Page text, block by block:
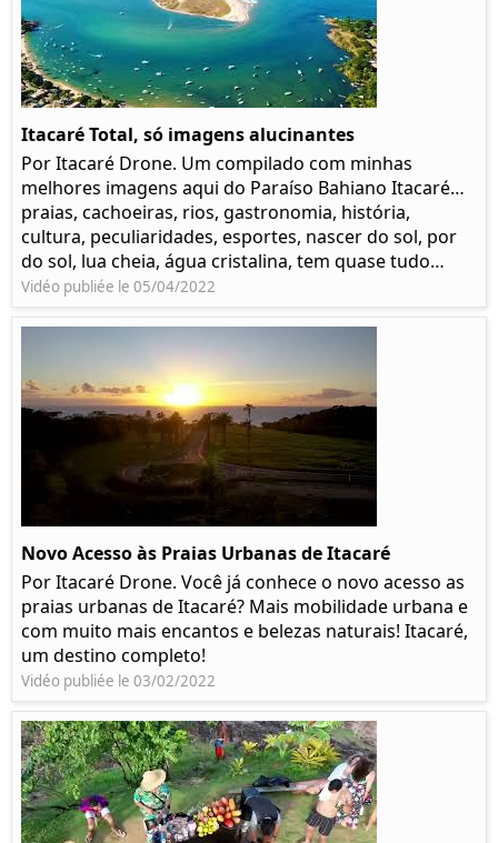
Itacaré Total, só imagens alucinantes
Por Itacaré Drone. Um compilado com minhas
melhores imagens aqui do Paraíso Bahiano Itacaré…
praias, cachoeiras, rios, gastronomia, história,
cultura, peculiaridades, esportes, nascer do sol, por
do sol, lua cheia, água cristalina, tem quase tudo…
Vidéo publiée le 05/04/2022
Novo Acesso às Praias Urbanas de Itacaré
Por Itacaré Drone. Você já conhece o novo acesso as
praias urbanas de Itacaré? Mais mobilidade urbana e
com muito mais encantos e belezas naturais! Itacaré,
um destino completo!
Vidéo publiée le 03/02/2022